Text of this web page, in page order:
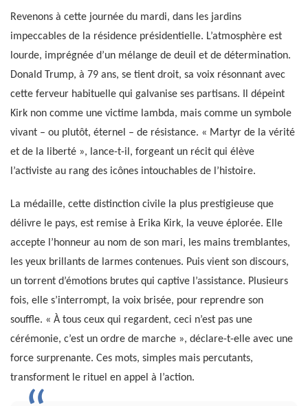
Revenons à cette journée du mardi, dans les jardins
impeccables de la résidence présidentielle. L’atmosphère est
lourde, imprégnée d’un mélange de deuil et de détermination.
Donald Trump, à 79 ans, se tient droit, sa voix résonnant avec
cette ferveur habituelle qui galvanise ses partisans. Il dépeint
Kirk non comme une victime lambda, mais comme un symbole
vivant – ou plutôt, éternel – de résistance. « Martyr de la vérité
et de la liberté », lance-t-il, forgeant un récit qui élève
l’activiste au rang des icônes intouchables de l’histoire.
La médaille, cette distinction civile la plus prestigieuse que
délivre le pays, est remise à Erika Kirk, la veuve éplorée. Elle
accepte l’honneur au nom de son mari, les mains tremblantes,
les yeux brillants de larmes contenues. Puis vient son discours,
un torrent d’émotions brutes qui captive l’assistance. Plusieurs
fois, elle s’interrompt, la voix brisée, pour reprendre son
souffle. « À tous ceux qui regardent, ceci n’est pas une
cérémonie, c’est un ordre de marche », déclare-t-elle avec une
force surprenante. Ces mots, simples mais percutants,
transforment le rituel en appel à l’action.